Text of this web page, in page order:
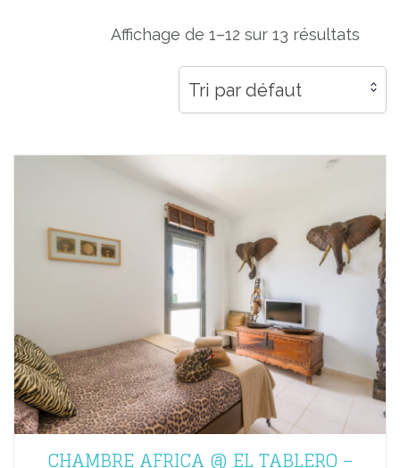
Affichage de 1–12 sur 13 résultats
Tri par défaut
CHAMBRE AFRICA @ EL TABLERO –